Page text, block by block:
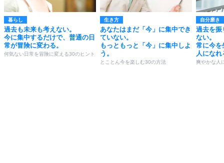
暮らし
過去も未来も考えない。
今に集中するだけで、普通の日
常が冒険に変わる。
何気ない日常を冒険に変える30のヒント
生き方
あなたはまだ「今」に集中でき
ていない。
もっともっと「今」に集中しよ
う。
とことん今を楽しむ30の方法
自分磨き
過去を振
ない。
常に今を
人になれ
爽やかな人